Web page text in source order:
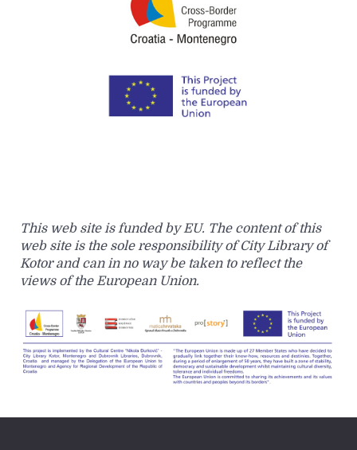
This web site is funded by EU. The content of this
web site is the sole responsibility of City Library of
Kotor and can in no way be taken to reflect the
views of the European Union.